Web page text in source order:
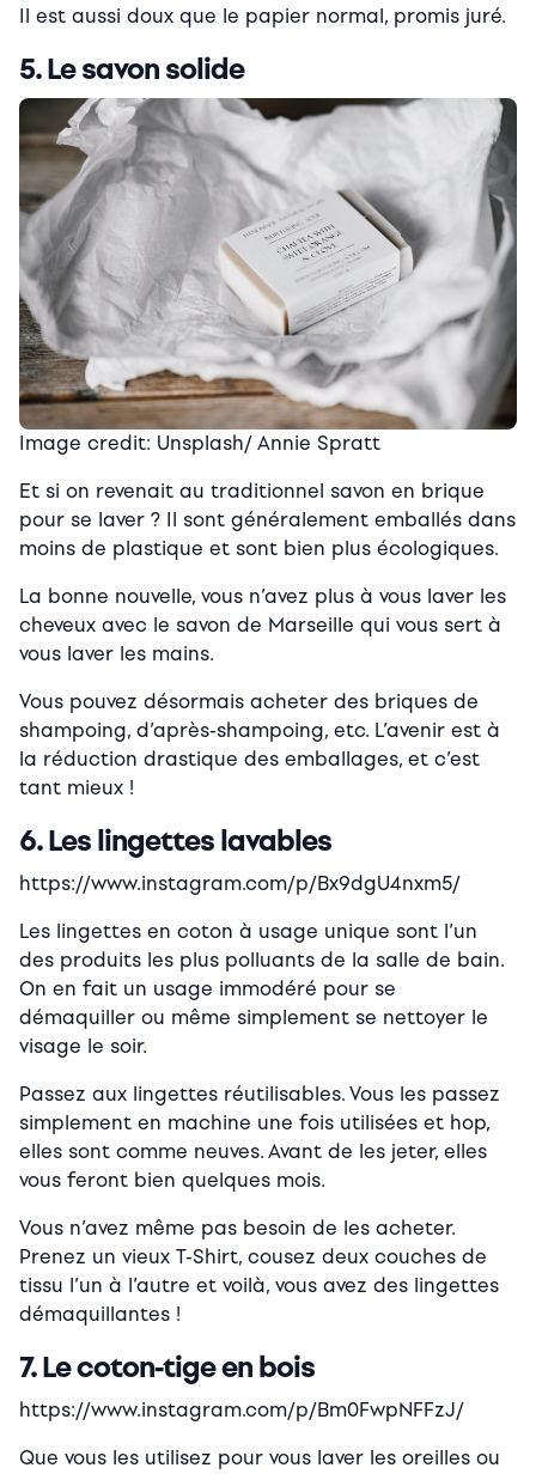
Il est aussi doux que le papier normal, promis juré.
5. Le savon solide
Image credit: Unsplash/ Annie Spratt
Et si on revenait au traditionnel savon en brique
pour se laver ? Il sont généralement emballés dans
moins de plastique et sont bien plus écologiques.
La bonne nouvelle, vous n’avez plus à vous laver les
cheveux avec le savon de Marseille qui vous sert à
vous laver les mains.
Vous pouvez désormais acheter des briques de
shampoing, d’après-shampoing, etc. L’avenir est à
la réduction drastique des emballages, et c’est
tant mieux !
6. Les lingettes lavables
https://www.instagram.com/p/Bx9dgU4nxm5/
Les lingettes en coton à usage unique sont l’un
des produits les plus polluants de la salle de bain.
On en fait un usage immodéré pour se
démaquiller ou même simplement se nettoyer le
visage le soir.
Passez aux lingettes réutilisables. Vous les passez
simplement en machine une fois utilisées et hop,
elles sont comme neuves. Avant de les jeter, elles
vous feront bien quelques mois.
Vous n’avez même pas besoin de les acheter.
Prenez un vieux T-Shirt, cousez deux couches de
tissu l’un à l’autre et voilà, vous avez des lingettes
démaquillantes !
7. Le coton-tige en bois
https://www.instagram.com/p/Bm0FwpNFFzJ/
Que vous les utilisez pour vous laver les oreilles ou